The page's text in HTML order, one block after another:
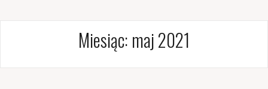
Miesiąc: maj 2021